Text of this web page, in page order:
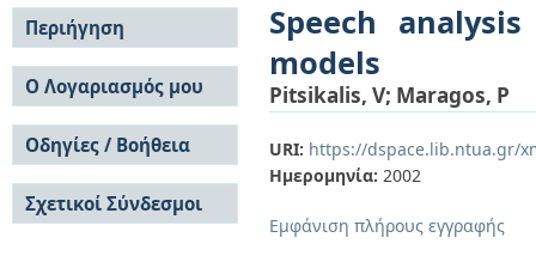
Speech
models
Pitsikalis, V; Maragos, P
URI: https://dspace.lib.ntua.gr/
Ημερομηνία: 2002
Εμφάνιση πλήρους εγγραφής
Περιήγηση
Σε όλο το DSpace
Κοινότητες & Συλλογές
Ανά Ημερομηνία
Έκδοσης
Συγγραφείς
Τίτλοι
Θέματα
Ο Λογαριασμός μου
Σύνδεση
Εγγραφή
Οδηγίες / Βοήθεια
Οδηγίες Υποβολής
Οδηγίες Χρήσης ΙΑ
Συχνές Ερωτήσεις
Σχετικοί Σύνδεσμοι